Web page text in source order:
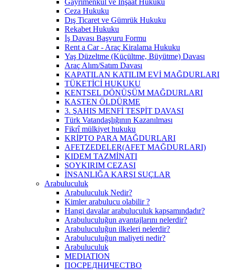
Gayrimenkul ve İnşaat Hukuku
Ceza Hukuku
Dış Ticaret ve Gümrük Hukuku
Rekabet Hukuku
İş Davası Başvuru Formu
Rent a Car - Araç Kiralama Hukuku
Yaş Düzeltme (Küçültme, Büyütme) Davası
Araç Alım/Satım Davası
KAPATILAN KATILIM EVİ MAĞDURLARI
TÜKETİCİ HUKUKU
KENTSEL DÖNÜŞÜM MAĞDURLARI
KASTEN ÖLDÜRME
3. ŞAHIS MENFİ TESPİT DAVASI
Türk Vatandaşlığının Kazanılması
Fikrî mülkiyet hukuku
KRİPTO PARA MAĞDURLARI
AFETZEDELER(AFET MAĞDURLARI)
KIDEM TAZMİNATI
SOYKIRIM CEZASI
İNSANLIĞA KARŞI SUÇLAR
Arabuluculuk
Arabuluculuk Nedir?
Kimler arabulucu olabilir ?
Hangi davalar arabuluculuk kapsamındadır?
Arabuluculuğun avantajlarını nelerdir?
Arabuluculuğun ilkeleri nelerdir?
Arabuluculuğun maliyeti nedir?
Arabuluculuk
MEDIATION
ПОСРЕДНИЧЕСТВО